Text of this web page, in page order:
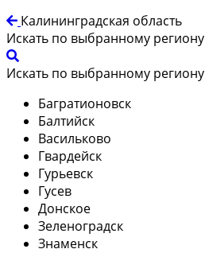
Калининградская область
Искать по выбранному региону
Искать по выбранному региону
Багратионовск
Балтийск
Васильково
Гвардейск
Гурьевск
Гусев
Донское
Зеленоградск
Знаменск